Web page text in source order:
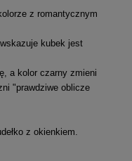
z romantycznym
kubek jest
a kolor czarny zmieni
"prawdziwe oblicze
z okienkiem.